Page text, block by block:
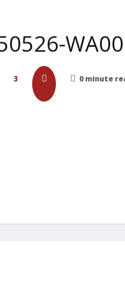
3 0 minute